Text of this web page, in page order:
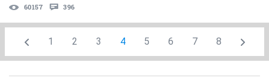
60157 396
1 2 3 4 5 6 7 8